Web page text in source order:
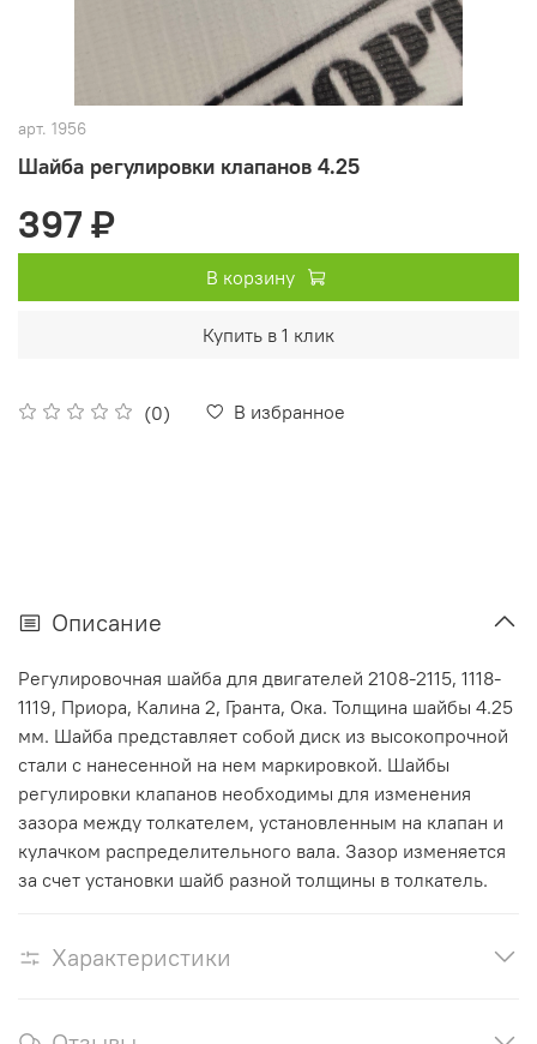
арт. 1956
Шайба регулировки клапанов 4.25
(0) В избранное
397 ₽
В корзину
Купить в 1 клик
Описание
Регулировочная шайба для двигателей 2108-2115, 1118-
1119, Приора, Калина 2, Гранта, Ока. Толщина шайбы 4.25
мм. Шайба представляет собой диск из высокопрочной
стали с нанесенной на нем маркировкой. Шайбы
регулировки клапанов необходимы для изменения
зазора между толкателем, установленным на клапан и
кулачком распределительного вала. Зазор изменяется
за счет установки шайб разной толщины в толкатель.
Характеристики